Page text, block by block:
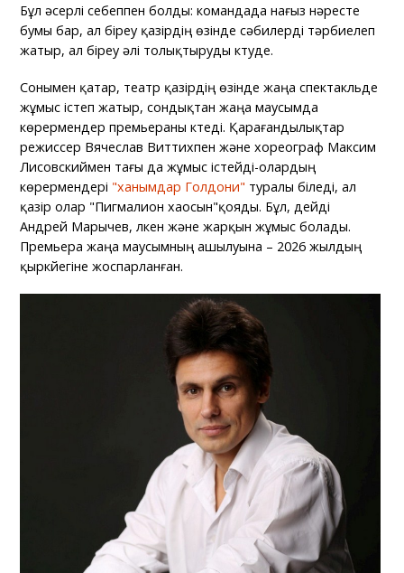
Бұл әсерлі себеппен болды: командада нағыз нәресте
бумы бар, ал біреу қазірдің өзінде сәбилерді тәрбиелеп
жатыр, ал біреу әлі толықтыруды күтуде.
Сонымен қатар, театр қазірдің өзінде жаңа спектакльде
жұмыс істеп жатыр, сондықтан жаңа маусымда
көрермендер премьераны күтеді. Қарағандылықтар
режиссер Вячеслав Виттихпен және хореограф Максим
Лисовскиймен тағы да жұмыс істейді-олардың
көрермендері "ханымдар Голдони" туралы біледі, ал
қазір олар "Пигмалион хаосын"қояды. Бұл, дейді
Андрей Марычев, үлкен және жарқын жұмыс болады.
Премьера жаңа маусымның ашылуына – 2026 жылдың
қыркүйегіне жоспарланған.